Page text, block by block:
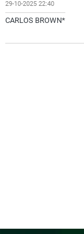
29-10-2025 22:40
CARLOS BROWN*